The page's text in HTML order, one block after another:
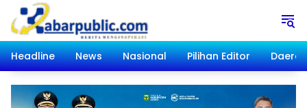
Langsung
konten
Headline
News Nasional Pilihan Editor Daerah